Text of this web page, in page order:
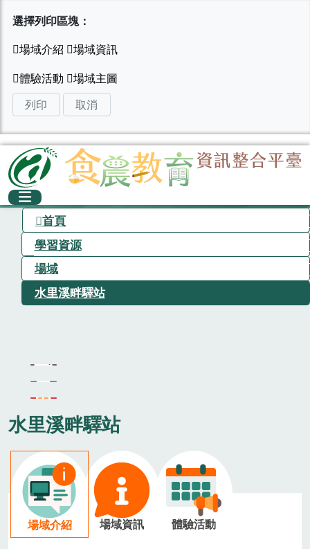
選擇列印區塊：
列印 取消
首頁
學習資源
場域
水里溪畔驛站
水里溪畔驛站
場域介紹 場域資訊 體驗活動